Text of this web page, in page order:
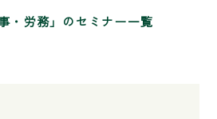
事・労務」のセミナー一覧